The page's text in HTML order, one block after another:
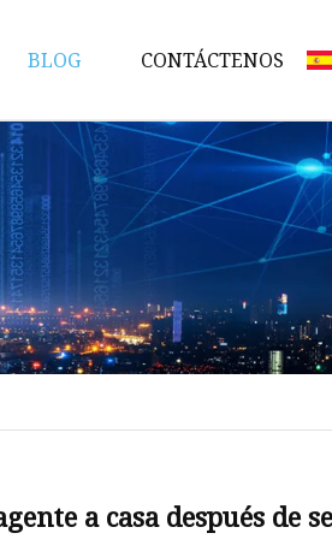
BLOG CONTÁCTENOS
a casa después de